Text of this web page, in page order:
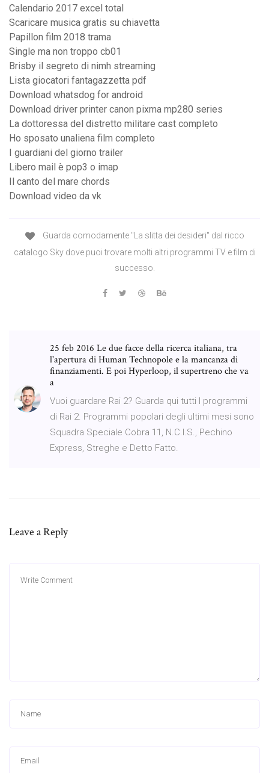
Calendario 2017 excel total
Scaricare musica gratis su chiavetta
Papillon film 2018 trama
Single ma non troppo cb01
Brisby il segreto di nimh streaming
Lista giocatori fantagazzetta pdf
Download whatsdog for android
Download driver printer canon pixma mp280 series
La dottoressa del distretto militare cast completo
Ho sposato unaliena film completo
I guardiani del giorno trailer
Libero mail è pop3 o imap
Il canto del mare chords
Download video da vk
Guarda comodamente "La slitta dei desideri" dal ricco
catalogo Sky dove puoi trovare molti altri programmi TV e film di
successo.
25 feb 2016 Le due facce della ricerca italiana, tra
l'apertura di Human Technopole e la mancanza di
finanziamenti. E poi Hyperloop, il supertreno che va
a
Vuoi guardare Rai 2? Guarda qui tutti I programmi
di Rai 2. Programmi popolari degli ultimi mesi sono
Squadra Speciale Cobra 11, N.C.I.S., Pechino
Express, Streghe e Detto Fatto.
Leave a Reply